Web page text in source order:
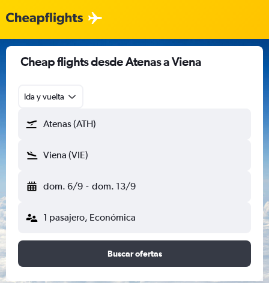
Cheap flights desde Atenas a Viena
Ida y vuelta
Atenas (ATH)
Viena (VIE)
dom. 6/9 - dom. 13/9
1 pasajero, Económica
Buscar ofertas